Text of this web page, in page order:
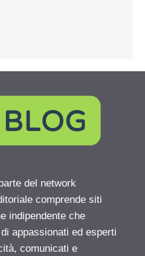
del network
comprende siti
indipendente che
appassionati ed esperti
comunicati e